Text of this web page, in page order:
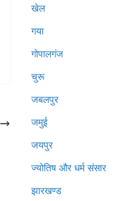
खेल
गया
गोपालगंज
चुरू
जबलपुर
जमुई
जयपुर
ज्योतिष और धर्म संसार
झारखण्ड